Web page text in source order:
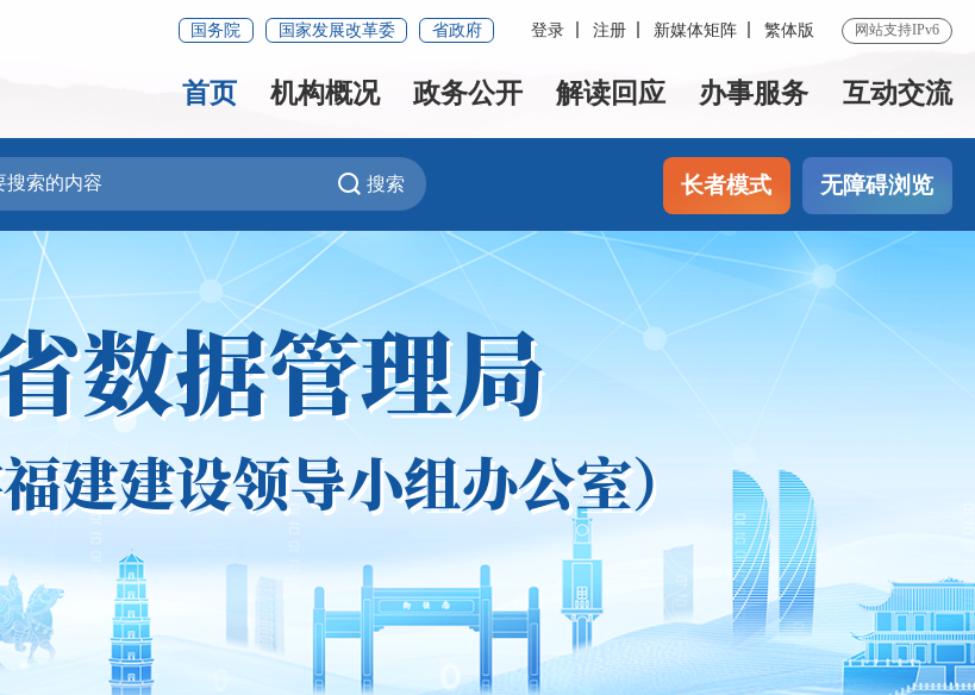
国务院 国家发展改革委 省政府 登录 注册 新媒体矩阵 繁体版 网站支持IPv6
首页 机构概况 政务公开 解读回应 办事服务 互动交流
搜索 长者模式 无障碍浏览
数据管理局
建建设领导小组办公室）